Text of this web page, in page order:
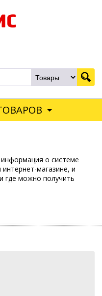
о системе
магазине, и
где можно получить